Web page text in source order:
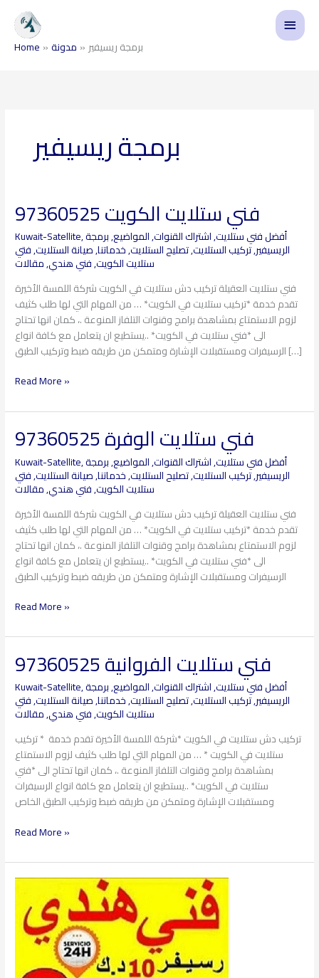
content
Main
Menu
Home مدونة برمجة ريسيفير
برمجة ريسيفير
فني ستلايت الكويت 97360525
Kuwait-Satellite, أفضل فني ستلايت,اشتراك القنوات,المواضيع,برمجة
الريسيفير,تركيب الستلايت,تصليح الستلايت,خدماتنا,صيانة الستلايت,فتي
ستلايت الكويت,فني هندي,مقالات
فني ستلايت العقيلة تركيب دش ستلايت في الكويت شركة اللمسة الأخيرة
تقدم خدمة *تركيب ستلايت في الكويت* … من المهام التي لها طلب كثيف
لزوم الاستمتاع بمشاهدة برامج وقنوات التلفاز المنوعة .، كمان انها تحتاج
الى *فني ستلايت في الكويت* ..يستطيع ان يتعامل مع كافة انواع
الرسيفرات ومستقبلات الإشارة ومتمكن من طريقه ضبط وتركيب الطبق […]
فني
ستلايت
الكويت
97360525
Read More »
فني ستلايت الوفرة 97360525
Kuwait-Satellite, أفضل فني ستلايت,اشتراك القنوات,المواضيع,برمجة
الريسيفير,تركيب الستلايت,تصليح الستلايت,خدماتنا,صيانة الستلايت,فتي
ستلايت الكويت,فني هندي,مقالات
فني ستلايت العقيلة تركيب دش ستلايت في الكويت شركة اللمسة الأخيرة
تقدم خدمة *تركيب ستلايت في الكويت* … من المهام التي لها طلب كثيف
لزوم الاستمتاع بمشاهدة برامج وقنوات التلفاز المنوعة .، كمان انها تحتاج
الى *فني ستلايت في الكويت* ..يستطيع ان يتعامل مع كافة انواع
الرسيفرات ومستقبلات الإشارة ومتمكن من طريقه ضبط وتركيب الطبق
فني
ستلايت
الوفرة
97360525
Read More »
فني ستلايت الفروانية 97360525
Kuwait-Satellite, أفضل فني ستلايت,اشتراك القنوات,المواضيع,برمجة
الريسيفير,تركيب الستلايت,تصليح الستلايت,خدماتنا,صيانة الستلايت,فتي
ستلايت الكويت,فني هندي,مقالات
تركيب دش ستلايت في الكويت *شركة اللمسة الأخيرة تقدم خدمة * تركيب
ستلايت في الكويت * … من المهام التي لها طلب كثيف لزوم الاستمتاع
بمشاهدة برامج وقنوات التلفاز المنوعة .، كمان انها تحتاج الى *فني
ستلايت في الكويت* ..يستطيع ان يتعامل مع كافة انواع الرسيفرات
ومستقبلات الإشارة ومتمكن من طريقه ضبط وتركيب الطبق الخاص
فني
ستلايت
الفروانية
97360525
Read More »
فني
ستلايت
النهضة
97360525